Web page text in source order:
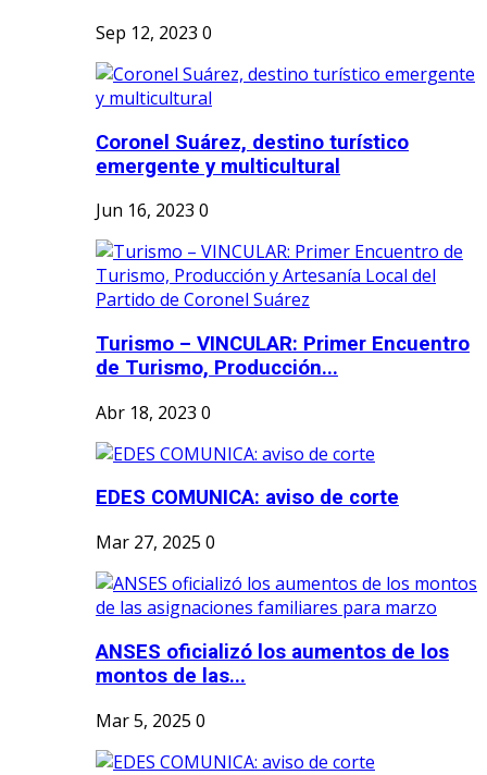
Sep 12, 2023 0
Coronel Suárez, destino turístico
emergente y multicultural
Jun 16, 2023 0
Turismo – VINCULAR: Primer Encuentro
de Turismo, Producción...
Abr 18, 2023 0
EDES COMUNICA: aviso de corte
Mar 27, 2025 0
ANSES oficializó los aumentos de los
montos de las...
Mar 5, 2025 0